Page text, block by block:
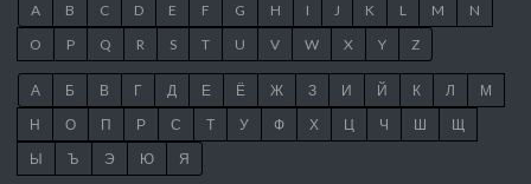
A B C D E F G H I J K L M
N
O
P Q R S T U V W X Y Z
А Б В Г Д Е Ё Ж З И Й К Л
М
Н
О П Р С Т У Ф Х Ц Ч Ш
Щ
Ы
Ъ Э Ю Я